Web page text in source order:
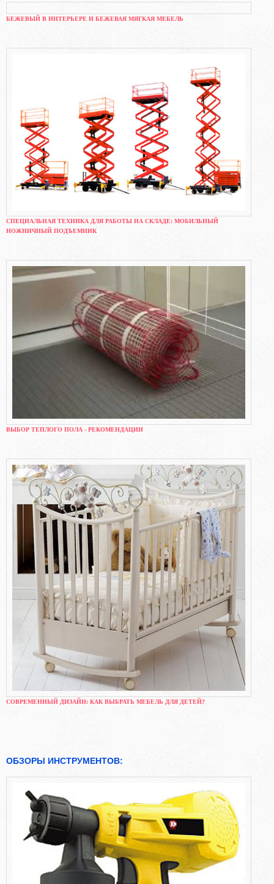
БЕЖЕВЫЙ В ИНТЕРЬЕРЕ И БЕЖЕВАЯ МЯГКАЯ МЕБЕЛЬ
СПЕЦИАЛЬНАЯ ТЕХНИКА ДЛЯ РАБОТЫ НА СКЛАДЕ: МОБИЛЬНЫЙ
НОЖНИЧНЫЙ ПОДЪЕМНИК
ВЫБОР ТЕПЛОГО ПОЛА - РЕКОМЕНДАЦИИ
СОВРЕМЕННЫЙ ДИЗАЙН: КАК ВЫБРАТЬ МЕБЕЛЬ ДЛЯ ДЕТЕЙ?
ОБЗОРЫ ИНСТРУМЕНТОВ: